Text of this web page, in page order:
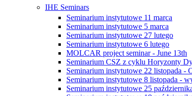
IHE Seminars
Seminarium instytutowe 11 marca
Seminarium instytutowe 5 marca
Seminarium instytutowe 27 lutego
Seminarium instytutowe 6 lutego
MOLCAR project seminar - June 13th
Seminarium CSZ z cyklu Horyzonty
Seminarium instytutowe 22 listopada -
Seminarium instytutowe 8 listopada -
Seminarium instytutowe 25